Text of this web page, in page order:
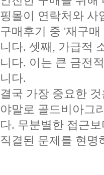
핑몰이 연락처와 사
구매후기 중 '재구
니다. 셋째, 가급적
니다. 이는 큰 금전
니다.
결국 가장 중요한
야말로 골드비아그
다. 무분별한 접근
직결된 문제를 현명